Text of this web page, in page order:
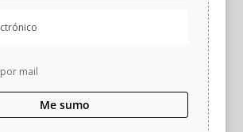
mail
Me sumo